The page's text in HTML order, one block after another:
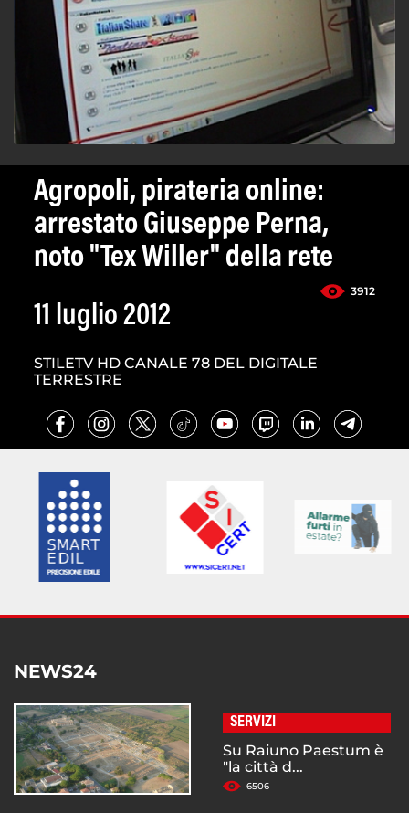
Agropoli, pirateria online:
arrestato Giuseppe Perna,
noto "Tex Willer" della rete
3912
11 luglio 2012
STILETV HD CANALE 78 DEL DIGITALE
TERRESTRE
NEWS24
SERVIZI
Su Raiuno Paestum è
"la città d...
6506